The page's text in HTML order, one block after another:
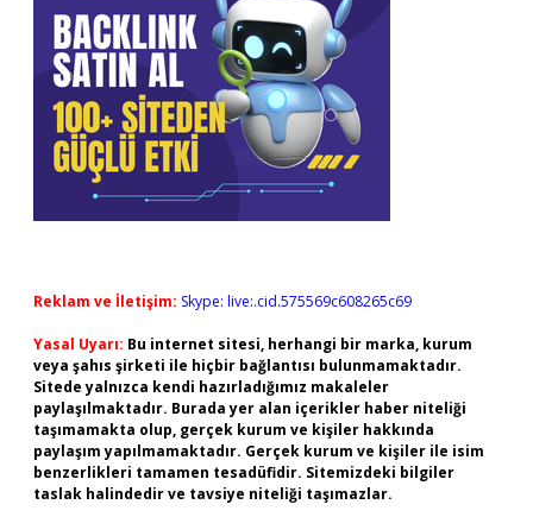
Reklam ve İletişim: Skype: live:.cid.575569c608265c69
Yasal Uyarı: Bu internet sitesi, herhangi bir marka, kurum
veya şahıs şirketi ile hiçbir bağlantısı bulunmamaktadır.
Sitede yalnızca kendi hazırladığımız makaleler
paylaşılmaktadır. Burada yer alan içerikler haber niteliği
taşımamakta olup, gerçek kurum ve kişiler hakkında
paylaşım yapılmamaktadır. Gerçek kurum ve kişiler ile isim
benzerlikleri tamamen tesadüfidir. Sitemizdeki bilgiler
taslak halindedir ve tavsiye niteliği taşımazlar.